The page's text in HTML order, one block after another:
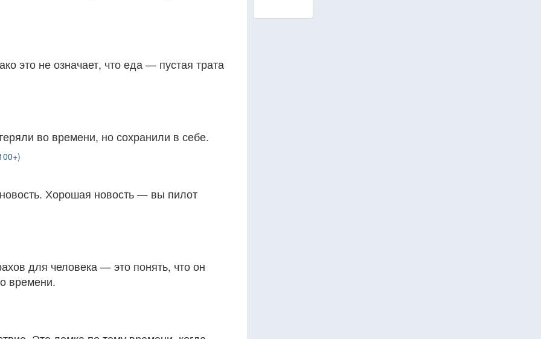
это не означает, что еда — пустая трата
во времени, но сохранили в себе.
Хорошая новость — вы пилот
для человека — это понять, что он
времени.